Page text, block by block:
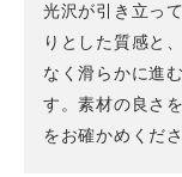
光沢が引き立っ
りとした質感と
なく滑らかに進
す。素材の良さ
をお確かめくださ